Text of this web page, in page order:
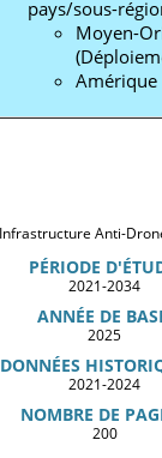
pays/sous-
Moyen-
Amérique
PÉRIODE
2021-2034
ANNÉE DE
2025
DONNÉES
2021-2024
NOMBRE DE
200